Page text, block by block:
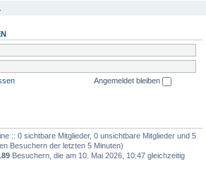
Angemeldet bleiben
:: 0 sichtbare Mitglieder, 0 unsichtbare Mitglieder und 5
Besuchern der letzten 5 Minuten)
Besuchern, die am 10. Mai 2026, 10:47 gleichzeitig